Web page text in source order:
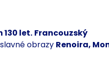
let. Francouzský
slavné obrazy Renoira,